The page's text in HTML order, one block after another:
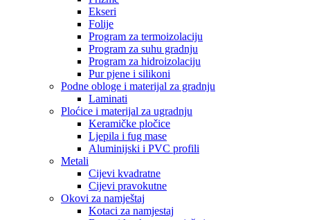
Ekseri
Folije
Program za termoizolaciju
Program za suhu gradnju
Program za hidroizolaciju
Pur pjene i silikoni
Podne obloge i materijal za gradnju
Laminati
Ploćice i materijal za ugradnju
Keramičke pločice
Ljepila i fug mase
Aluminijski i PVC profili
Metali
Cijevi kvadratne
Cijevi pravokutne
Okovi za namještaj
Kotaci za namjestaj